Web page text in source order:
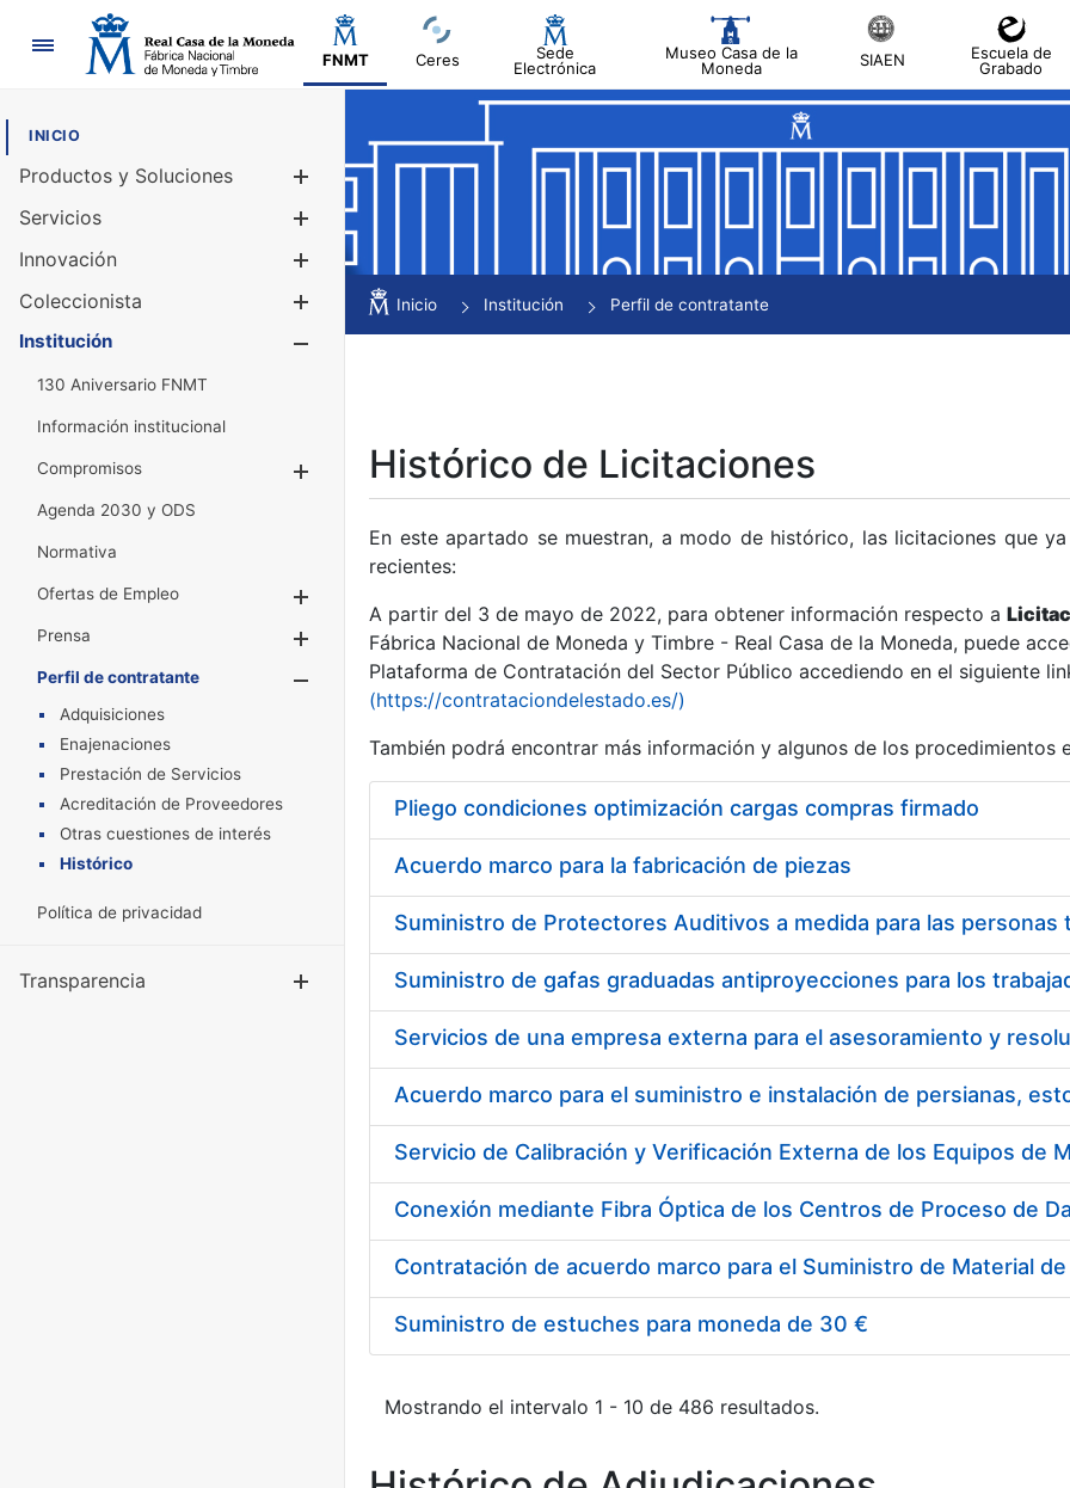
Navegación
FNMT Ceres
Sede
Electrónica
Museo Casa de la
Moneda
SIAEN
Escuela de
Grabado
INICIO
Productos y Soluciones
Mostrar/Ocultar
Servicios
Innovación
Coleccionista
Mostrar/Ocultar
Institución
130 Aniversario FNMT
Información institucional
Compromisos
Mostrar/Ocultar
Agenda 2030 y ODS
Normativa
Ofertas de Empleo
Prensa
Mostrar/Ocultar
Perfil de contratante
Mostrar/Ocultar
Adquisiciones
Enajenaciones
Prestación de Servicios
Acreditación de Proveedores
Otras cuestiones de interés
Histórico
Política de privacidad
Transparencia Mostrar/Ocultar
Inicio Institución Perfil de contratante
Histórico de Licitaciones
En este apartado se muestran, a modo de histórico, las licitaciones que
recientes:
A partir del 3 de mayo de 2022, para obtener información respecto a
Fábrica Nacional de Moneda y Timbre - Real Casa de la Moneda, puede
Plataforma de Contratación del Sector Público accediendo en el siguiente
(https://contrataciondelestado.es/)
También podrá encontrar más información y algunos de los procedimientos
Pliego condiciones optimización cargas compras firmado
Acuerdo marco para la fabricación de piezas
Acuerdo marco para el suministro e instalación de persianas,
Suministro de estuches para moneda de 30 €
Mostrando el intervalo 1 - 10 de 486 resultados.